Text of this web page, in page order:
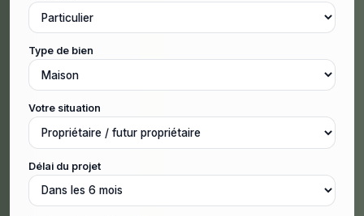
Type de bien
Votre situation
Délai du projet